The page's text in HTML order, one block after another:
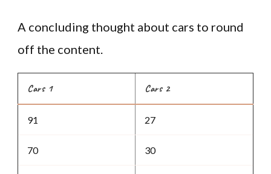
A concluding thought about cars to round
off the content.
Cars 1 Cars 2
91 27
70 30